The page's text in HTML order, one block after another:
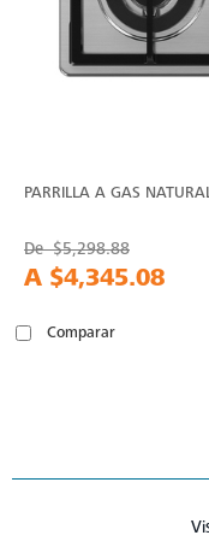
PARRILLA A GAS
De$5,298.88
A $4,345.08
Comparar